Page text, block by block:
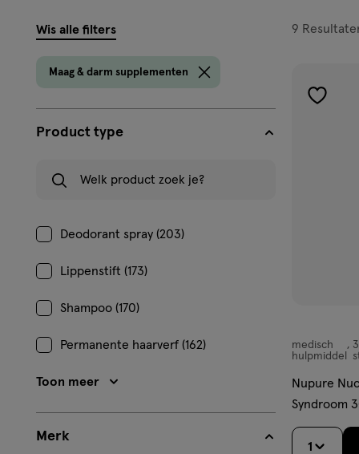
filters
Wis alle filters
Maag & darm supplementen
Product type
Deodorant spray (203)
Lippenstift (173)
Shampoo (170)
Permanente haarverf (162)
Toon meer
Merk
9
medisch
poeder
medisch
hulpmiddel
Nupure
Syndroom
1